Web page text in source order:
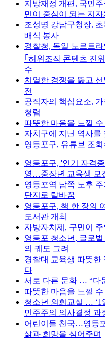
지방재정 개편, 국민
민이 중심이 되는 지자
조성명 강남구청장,
배식 봉사
경찰청, 독일 노르트
｢허위조작 콘텐츠 진
수
치열한 경쟁을 뚫고 선
전
공직자의 핵심요소,
청렴
따뜻한 마음을 느낄
자치구에 지닌 역사
영등포구, 유튜브 조회
영등포구, '인기 자격
영…중장년 교육생 모
영등포역 남쪽 노후
단지로 탈바꿈
영등포구, 책 한 장의
도서관 개최
자방자치제, 구민이
영등포 청소년, 글로
의 궤도 그려
경찰대 교육생 따뜻한
다
서로 다른 문화 … “다
따뜻한 마음을 느낄
청소년 의회교실 … ‘1
민주주의 의사결정 과
어린이들 천국…영등
삶과 희망을 심어주며